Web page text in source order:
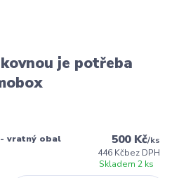
je potřeba
- vratný obal 500 Kč/ks
446 Kčbez DPH
Skladem 2 ks